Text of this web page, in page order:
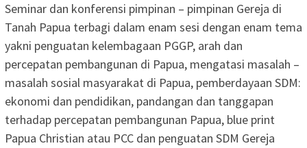
Seminar dan konferensi pimpinan – pimpinan Gereja di
Tanah Papua terbagi dalam enam sesi dengan enam tema
yakni penguatan kelembagaan PGGP, arah dan
percepatan pembangunan di Papua, mengatasi masalah –
masalah sosial masyarakat di Papua, pemberdayaan SDM:
ekonomi dan pendidikan, pandangan dan tanggapan
terhadap percepatan pembangunan Papua, blue print
Papua Christian atau PCC dan penguatan SDM Gereja